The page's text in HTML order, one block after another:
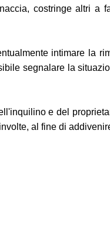
costringe altri a
intimare la
segnalare la
e del
al fine di